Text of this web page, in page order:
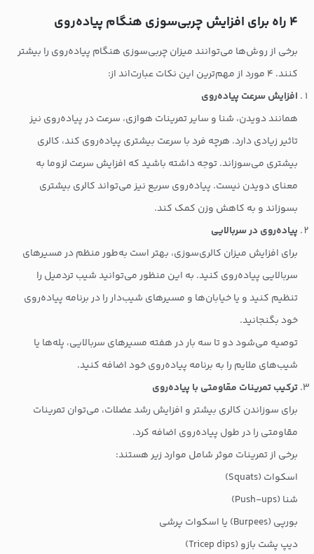
۴ راه برای افزایش چربی‌سوزی هنگام پیاده‌روی
برخی از روش‌ها می‌توانند میزان چربی‌سوزی هنگام پیاده‌روی را بیشتر
کنند. ۴ مورد از مهم‌ترین این نکات عبارت‌اند از:
افزایش سرعت پیاده‌روی
همانند دویدن، شنا و سایر تمرینات هوازی، سرعت در پیاده‌روی نیز
تاثیر زیادی دارد. هرچه فرد با سرعت بیشتری پیاده‌روی کند، کالری
بیشتری می‌سوزاند. توجه داشته باشید که افزایش سرعت لزوما به
معنای دویدن نیست. پیاده‌روی سریع نیز می‌تواند کالری بیشتری
بسوزاند و به کاهش وزن کمک کند.
پیاده‌روی در سربالایی
برای افزایش میزان کالری‌سوزی، بهتر است به‌طور منظم در مسیرهای
سربالایی پیاده‌روی کنید. به این منظور می‌توانید شیب تردمیل را
تنظیم کنید و یا خیابان‌ها و مسیرهای شیب‌دار را در برنامه پیاده‌روی
خود بگنجانید.
توصیه می‌شود دو تا سه بار در هفته مسیرهای سربالایی، پله‌ها یا
شیب‌های ملایم را به برنامه پیاده‌روی خود اضافه کنید.
ترکیب تمرینات مقاومتی با پیاده‌روی
برای سوزاندن کالری بیشتر و افزایش رشد عضلات، می‌توان تمرینات
مقاومتی را در طول پیاده‌روی اضافه کرد.
برخی از تمرینات موثر شامل موارد زیر هستند:
اسکوات (Squats)
شنا (Push-ups)
بورپی (Burpees) یا اسکوات پرشی
دیپ پشت بازو (Tricep dips)